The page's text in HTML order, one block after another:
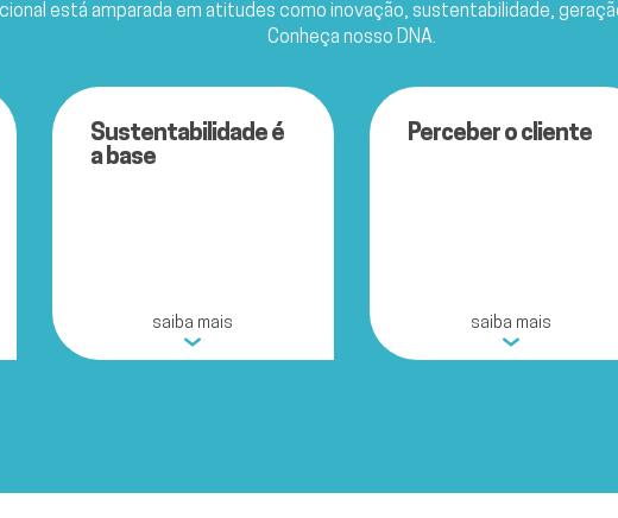
está amparada em atitudes como inovação, sustentabilidade,
Conheça nosso DNA.
Sustentabilidade é
a base
saiba mais
Perceber o cliente
saiba mais